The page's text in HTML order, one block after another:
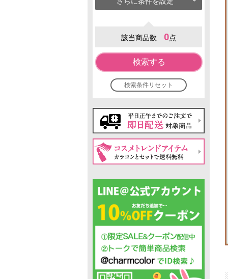
該当商品数 0点
検索する
検索条件リセット